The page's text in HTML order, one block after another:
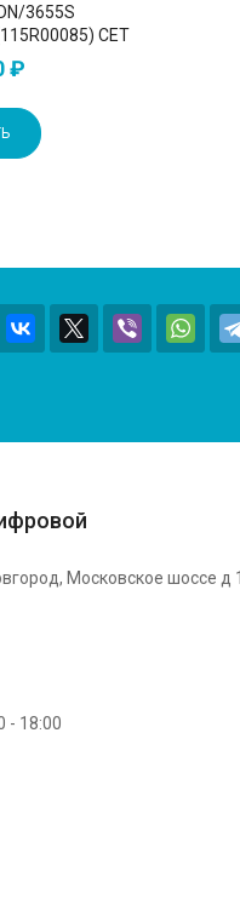
3655S
CET
₽
Московское шоссе д
- 18:00